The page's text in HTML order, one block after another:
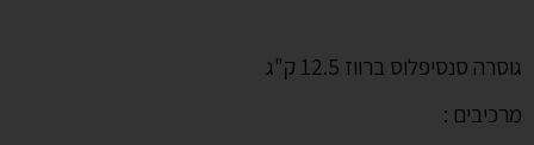
גוסרה סנסיפלוס ברווז 12.5 ק"ג
מרכיבים :